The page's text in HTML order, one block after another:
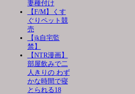
妻種付け
【F/M】くす
ぐりペット競
売
【jk自宅監
禁】
【NTR漫画】
部屋飲みで二
人きりの わず
かな時間で寝
とられる18